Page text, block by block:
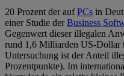
20 Prozent der aufPCs in
einer Studie derBusiness
Gegenwert dieser illegalen
rund 1,6 Milliarden US-Dollar
Untersuchung ist der Anteil
Prozentpunkte). Im